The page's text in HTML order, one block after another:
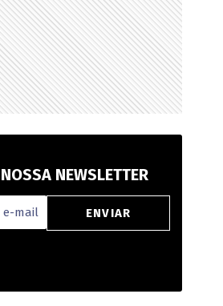
NEWSLETTER